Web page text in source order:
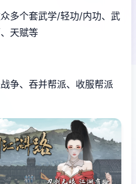
多个套武学/轻功/内功、武
天赋等
争、吞并帮派、收服帮派